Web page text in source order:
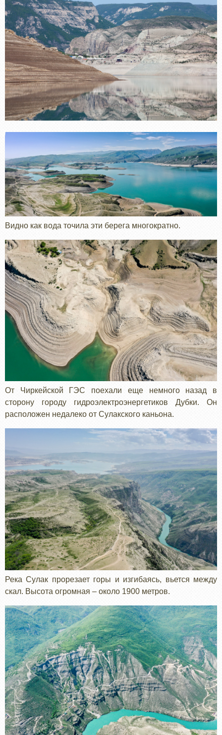
Видно как вода точила эти берега многократно.
От Чиркейской ГЭС поехали еще немного назад в
сторону городу гидроэлектроэнергетиков Дубки. Он
расположен недалеко от Сулакского каньона.
Река Сулак прорезает горы и изгибаясь, вьется между
скал. Высота огромная – около 1900 метров.